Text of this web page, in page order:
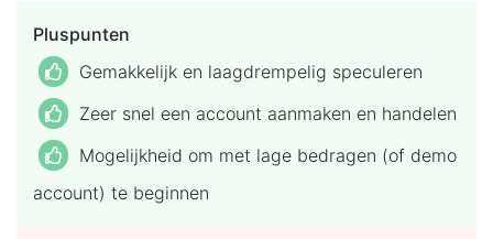
Pluspunten
Gemakkelijk en laagdrempelig speculeren
Zeer snel een account aanmaken en handelen
Mogelijkheid om met lage bedragen (of demo
account) te beginnen